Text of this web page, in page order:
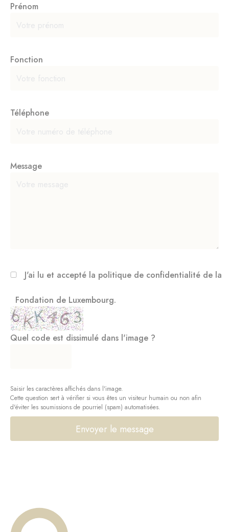
Prénom
Fonction
Téléphone
Message
J'ai lu et accepté la politique de confidentialité de la
Fondation de Luxembourg.
Quel code est dissimulé dans l'image ?
Saisir les caractères affichés dans l'image.
Cette question sert à vérifier si vous êtes un visiteur humain ou non afin
d'éviter les soumissions de pourriel (spam) automatisées.